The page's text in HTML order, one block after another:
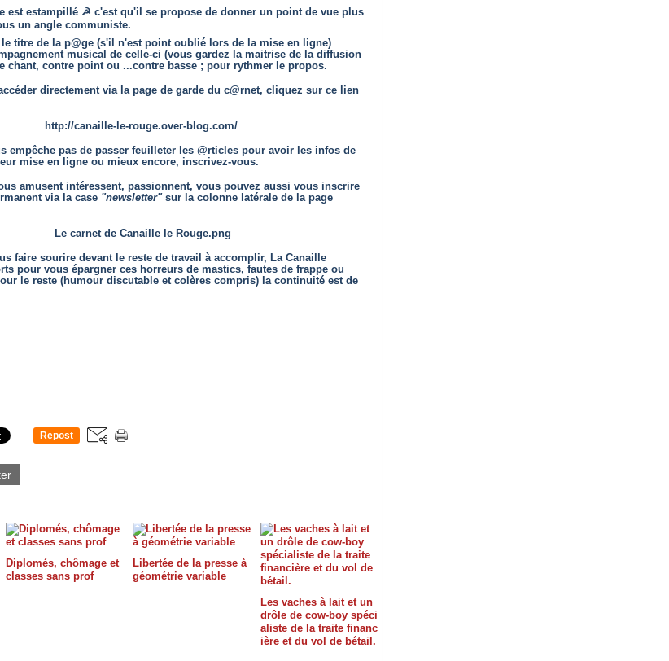
est estampillé ☭ c'est qu'il se propose de donner un point de vue plus
un angle communiste.
titre de la p@ge (s'il n'est point oublié lors de la mise en ligne)
musical de celle-ci (vous gardez la maitrise de la diffusion
chant, contre point ou ...contre basse ; pour rythmer le propos.
directement via la page de garde du c@rnet, cliquez sur ce lien
http://canaille-le-rouge.over-blog.com/
empêche pas de passer feuilleter les @rticles pour avoir les infos de
mise en ligne ou mieux encore, inscrivez-vous.
amusent intéressent, passionnent, vous pouvez aussi vous inscrire
via la case "newsletter"sur la colonne latérale de la page
Le carnet de Canaille le Rouge.png
faire sourire devant le reste de travail à accomplir, La Canaille
pour vous épargner ces horreurs de mastics, fautes de frappe ou
le reste (humour discutable et colères compris) la continuité est de
Repost
Diplomés, chômage et
classes sans prof
Libertée de la presse à
géométrie variable
Les vaches à lait et un
drôle de cow-boy spéci
aliste de la traite financ
ière et du vol de bétail.